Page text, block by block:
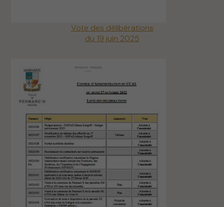
Vote des délibérations
du 19 juin 2025